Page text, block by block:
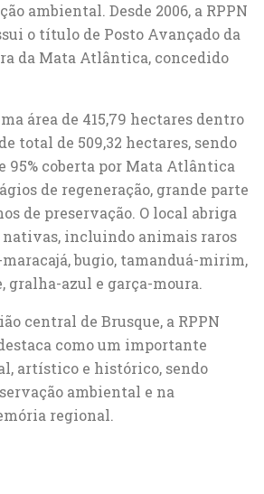
ambiental. Desde 2006, a RPPN
o título de Posto Avançado da
da Mata Atlântica, concedido
área de 415,79 hectares dentro
total de 509,32 hectares, sendo
95% coberta por Mata Atlântica
de regeneração, grande parte
de preservação. O local abriga
nativas, incluindo animais raros
bugio, tamanduá-mirim,
gralha-azul e garça-moura.
central de Brusque, a RPPN
como um importante
artístico e histórico, sendo
ambiental e na
regional.